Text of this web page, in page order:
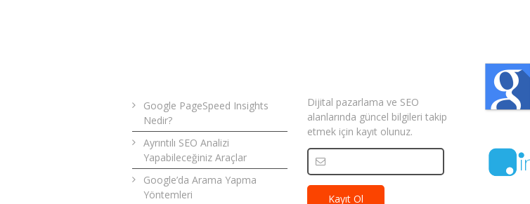
Google PageSpeed Insights
Nedir?
Ayrıntılı SEO Analizi
Yapabileceğiniz Araçlar
Google’da Arama Yapma
Yöntemleri
Dijital pazarlama ve SEO
alanlarında güncel bilgileri takip
etmek için kayıt olunuz.